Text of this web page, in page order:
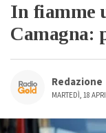
In fiamme
Camagna:
Redazione
MARTEDÌ, 18